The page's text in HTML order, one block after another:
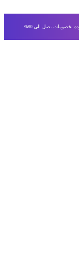
تصل الى 80%